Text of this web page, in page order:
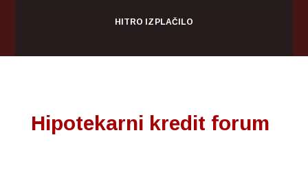
HITRO IZPLAČILO
Hipotekarni kredit forum